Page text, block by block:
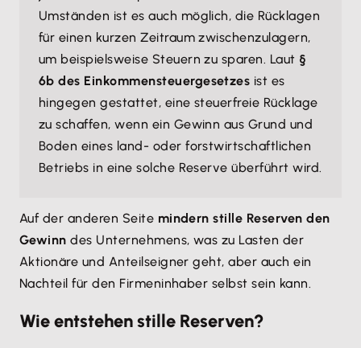
Umständen ist es auch möglich, die Rücklagen
für einen kurzen Zeitraum zwischenzulagern,
um beispielsweise Steuern zu sparen. Laut §
6b des Einkommensteuergesetzes ist es
hingegen gestattet, eine steuerfreie Rücklage
zu schaffen, wenn ein Gewinn aus Grund und
Boden eines land- oder forstwirtschaftlichen
Betriebs in eine solche Reserve überführt wird.
Auf der anderen Seite mindern stille Reserven den
Gewinn des Unternehmens, was zu Lasten der
Aktionäre und Anteilseigner geht, aber auch ein
Nachteil für den Firmeninhaber selbst sein kann.
Wie entstehen stille Reserven?